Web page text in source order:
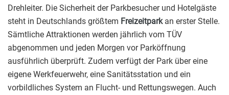
Drehleiter. Die Sicherheit der Parkbesucher und Hotelgäste
steht in Deutschlands größtem Freizeitparkan erster Stelle.
Sämtliche Attraktionen werden jährlich vom TÜV
abgenommen und jeden Morgen vor Parköffnung
ausführlich überprüft. Zudem verfügt der Park über eine
eigene Werkfeuerwehr, eine Sanitätsstation und ein
vorbildliches System an Flucht- und Rettungswegen. Auch